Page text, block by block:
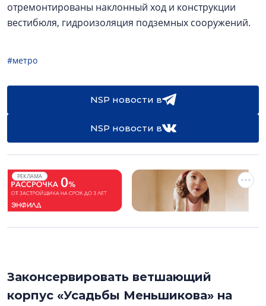
отремонтированы наклонный ход и конструкции
вестибюля, гидроизоляция подземных сооружений.
#метро
NSP новости в
NSP новости в
РЕКЛАМА
Законсервировать ветшающий
корпус «Усадьбы Меньшикова» на